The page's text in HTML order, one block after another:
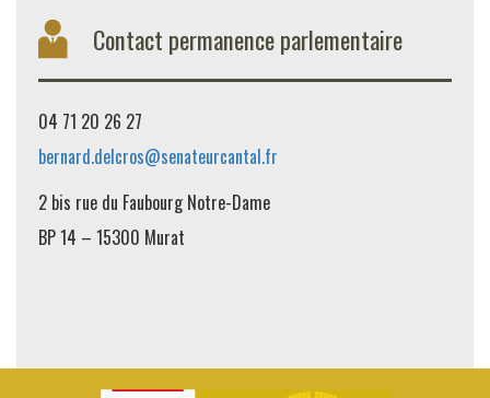
Contact permanence parlementaire
04 71 20 26 27
bernard.delcros@senateurcantal.fr
2 bis rue du Faubourg Notre-Dame
BP 14 – 15300 Murat